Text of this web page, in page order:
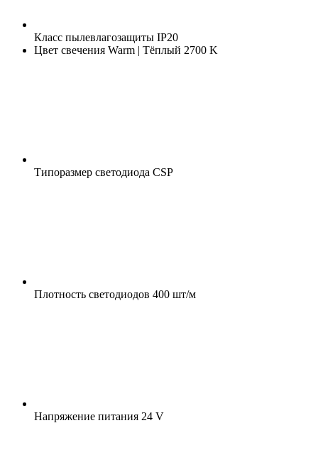
Класс пылевлагозащиты IP20
Цвет свечения Warm | Тёплый 2700 K
Типоразмер светодиода CSP
Плотность светодиодов 400 шт/м
Напряжение питания 24 V